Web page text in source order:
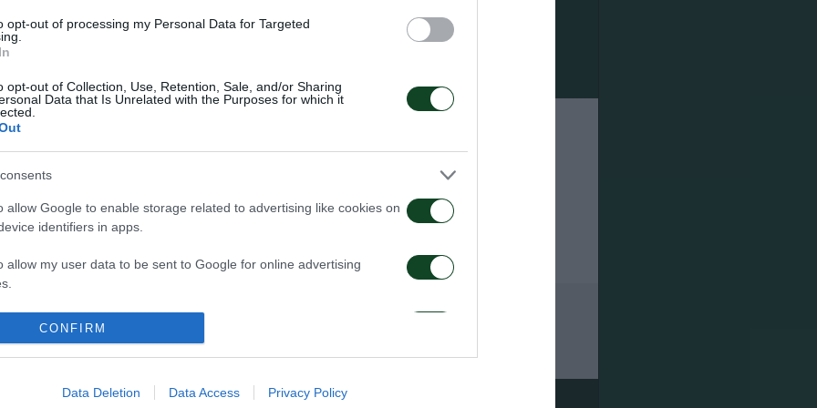
opt-out of processing my Personal Data for Targeted
opt-out of Collection, Use, Retention, Sale, and/or Sharing
Data that Is Unrelated with the Purposes for which it
allow Google to enable storage related to advertising like cookies on
identifiers in apps.
allow my user data to be sent to Google for online advertising
allow Google to send me personalized advertising.
CONFIRM
Data Deletion Data Access Privacy Policy
ο οποίος στη διάρκεια της σημερινής προπόνησης του
πόδι.
τομογραφία η οποία έδειξε ότι υπέστη ρήξη πρόσθιου
η επιστροφή του στην δράση με τη δεύτερη ομάδα του